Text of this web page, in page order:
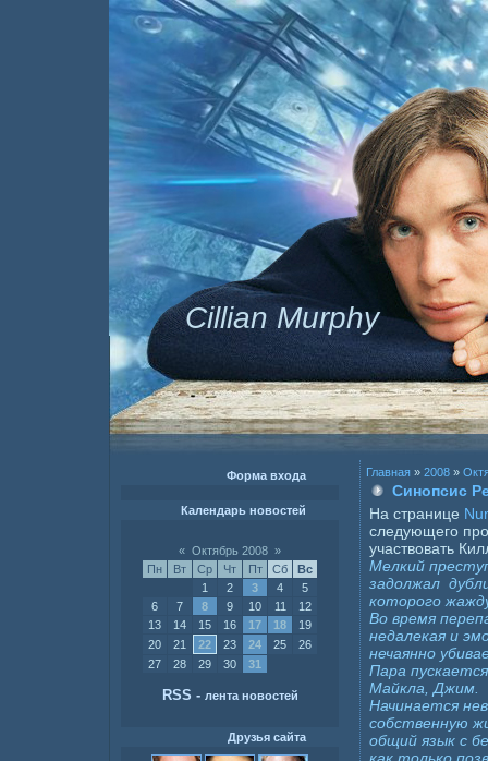
Cillian Murphy
Форма входа
Календарь новостей
« Октябрь 2008 »
Пн
Вт Ср Чт Пт Сб
Вс
1
2 3 4
5
6
7 8 9 10 11
12
13
14 15 16 17 18
19
20
21 22 23 24 25
26
27
28 29 30 31
RSS - лента новостей
Друзья сайта
Главная » 2008 »
Синопсис
На странице
следующего
участвовать
Мелкий
задолжал
которого
Во время
недалекая и
нечаянно
Пара
Майкла, Джим.
Начинается
собственную
общий язык с